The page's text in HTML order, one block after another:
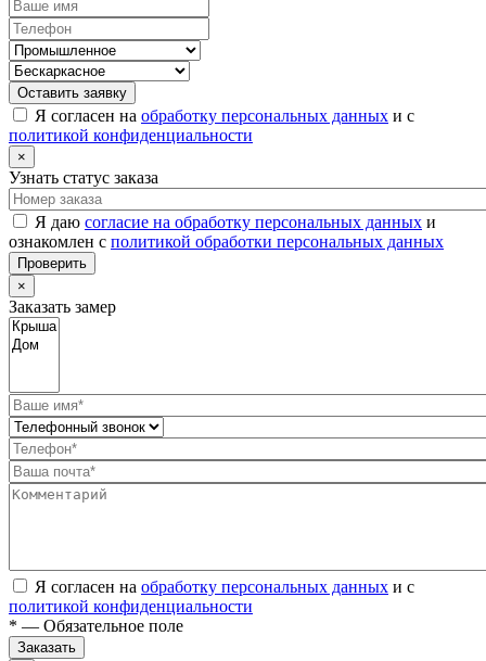
Оставить заявку
Я согласен на обработку персональных данных и с
политикой конфиденциальности
×
Узнать статус заказа
Я даю согласие на обработку персональных данных и
ознакомлен с политикой обработки персональных данных
Проверить
×
Заказать замер
Я согласен на обработку персональных данных и с
политикой конфиденциальности
* — Обязательное поле
Заказать